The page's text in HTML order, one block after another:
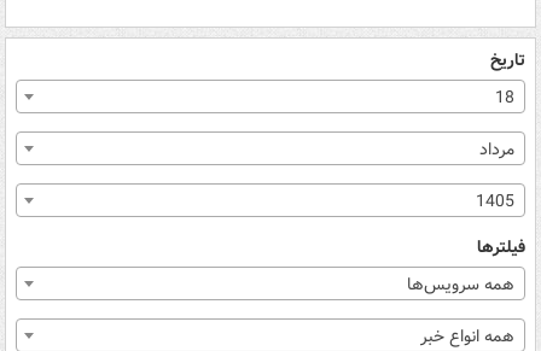
تاریخ
18
مرداد
1405
فیلترها
همه سرویس‌ها
همه انواع خبر